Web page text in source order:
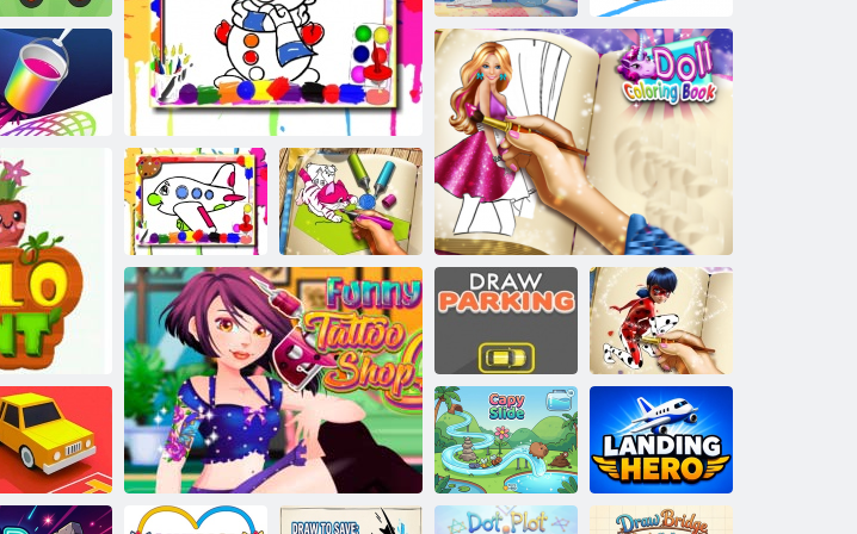
Art boje
Moja bojanka
Zimska bojanka
Princeza: Teška
vremena
Mozak za
kamion
čudovišta
Knjiga bojanja lutke
Znam crtati
Avion bojanka
Kućni ljubimci
bojanka
Nacrtajte
parking
Djevojka
napomena:
bojanka